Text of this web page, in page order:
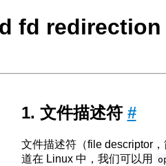
fd redirection
文件描述符 #
文件描述符（file descriptor
道在 Linux 中，我们可以用